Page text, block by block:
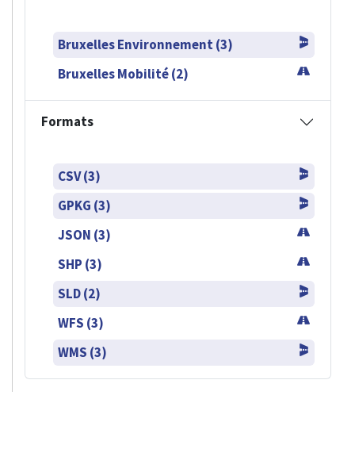
Bruxelles Environnement (3)
Bruxelles Mobilité (2)
Formats
CSV (3)
GPKG (3)
JSON (3)
SHP (3)
SLD (2)
WFS (3)
WMS (3)